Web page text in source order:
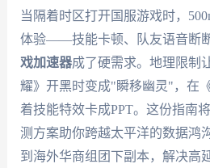
当隔着时区打开国服游戏时，
体验——技能卡顿、队友语音断断
戏加速器成了硬需求。地理限制
耀》开黑时变成"瞬移幽灵"，在
着技能特效卡成PPT。这份指南
测方案助你跨越太平洋的数据鸿
到海外华商组团下副本，解决高